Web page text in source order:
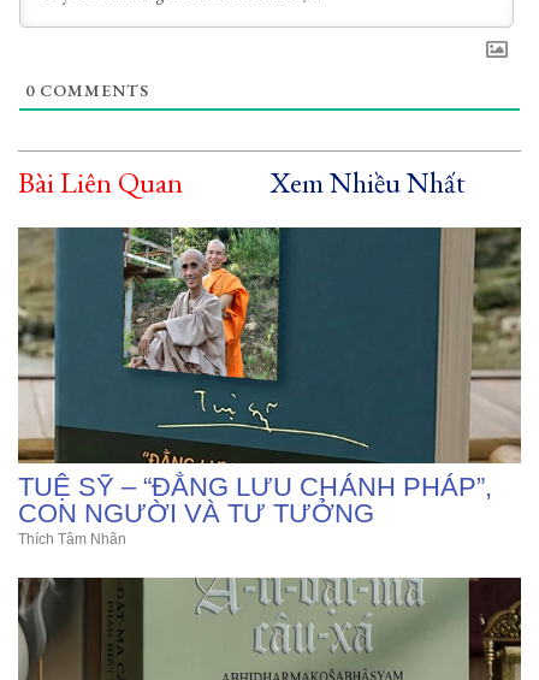
0 COMMENTS
Bài Liên Quan Xem Nhiều Nhất
TUỆ SỸ – “ĐẲNG LƯU CHÁNH PHÁP”,
CON NGƯỜI VÀ TƯ TƯỞNG
Thích Tâm Nhãn